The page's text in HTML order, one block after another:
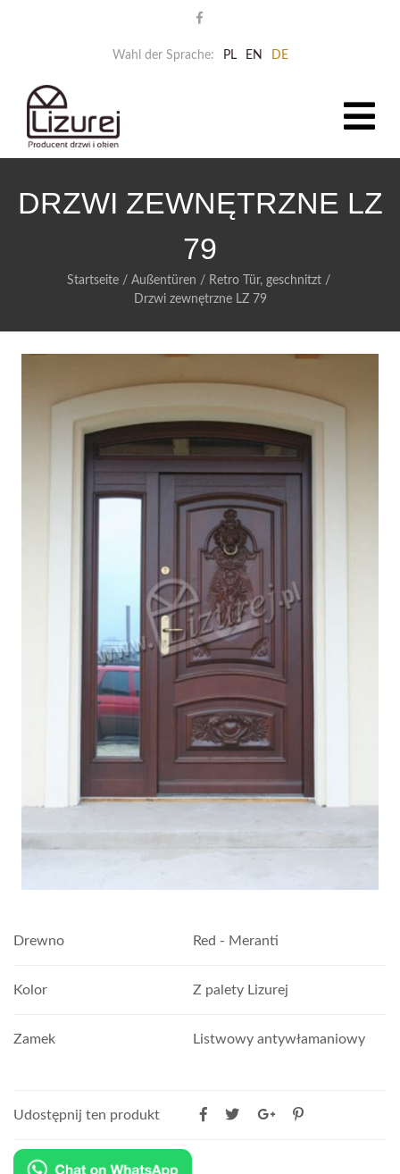
Wahl der Sprache: PL EN DE
DRZWI ZEWNĘTRZNE LZ
79
Startseite/ Außentüren / Retro Tür, geschnitzt/
Drzwi zewnętrzne LZ 79
Drewno Red - Meranti
Kolor Z palety Lizurej
Zamek Listwowy antywłamaniowy
Udostępnij ten produkt